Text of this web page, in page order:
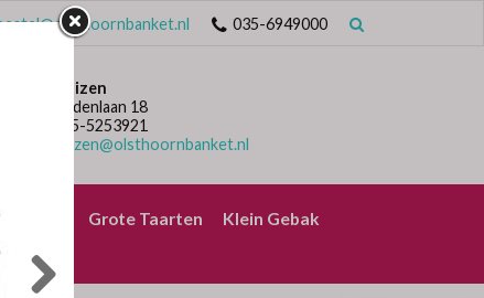
035-6949000
Huizen
Lindenlaan 18
035-5253921
huizen@olsthoornbanket.nl
Grote Taarten
Klein Gebak